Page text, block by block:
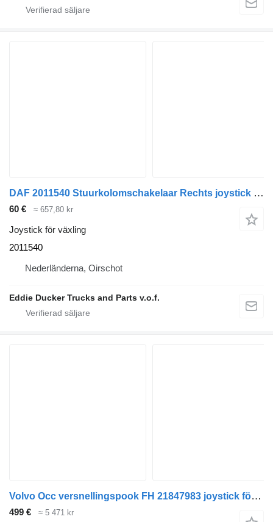
DAF 2011540 Stuurkolomschakelaar Rechts joystick för växling till DAF CF / XF lastbil
60 € ≈ 657,80 kr
Joystick för växling
2011540
Nederländerna, Oirschot
Eddie Ducker Trucks and Parts v.o.f.
Volvo Occ versnellingspook FH 21847983 joystick för växling till lastbil
499 € ≈ 5 471 kr